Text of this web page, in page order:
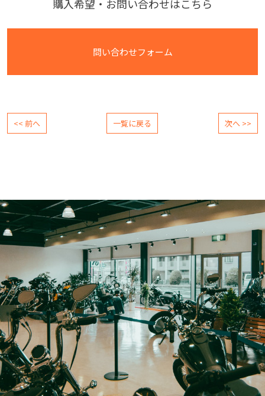
購入希望・お問い合わせはこちら
問い合わせフォーム
<< 前へ 一覧に戻る 次へ >>